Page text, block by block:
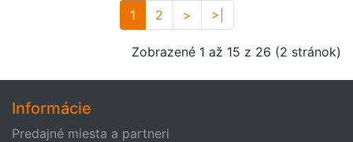
1 2 > >|
Zobrazené 1 až 15 z 26 (2 stránok)
Informácie
Predajné miesta a partneri